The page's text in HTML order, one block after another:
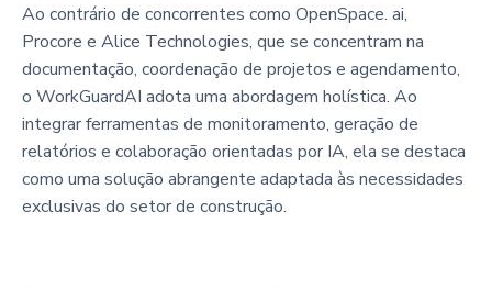
Ao contrário de concorrentes como OpenSpace. ai,
Procore e Alice Technologies, que se concentram na
documentação, coordenação de projetos e agendamento,
o WorkGuardAI adota uma abordagem holística. Ao
integrar ferramentas de monitoramento, geração de
relatórios e colaboração orientadas por IA, ela se destaca
como uma solução abrangente adaptada às necessidades
exclusivas do setor de construção.